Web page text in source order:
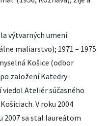
výtvarných umení
maliarstvo); 1971 – 1975
Košice (odbor
založení Katedry
Ateliér súčasného
V roku 2004
2007 sa stal laureátom